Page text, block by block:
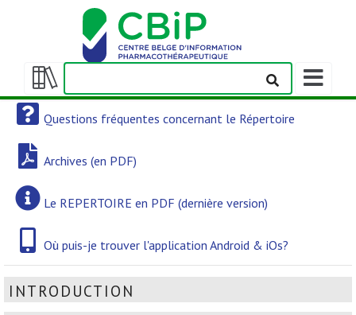
Afficher/masquer
la
table
matières
Afficher/
la
Questions fréquentes concernant le Répertoire
Archives (en PDF)
Le REPERTOIRE en PDF (dernière version)
Où puis-je trouver l'application Android & iOs?
INTRODUCTION